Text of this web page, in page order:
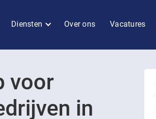
Diensten Over ons Vacatures
voor
in